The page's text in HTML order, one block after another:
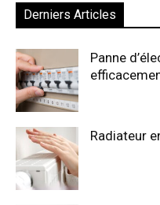
Derniers Articles
Panne
Radiateur